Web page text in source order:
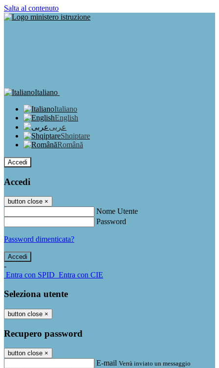
Salta al contenuto
Italiano
Italiano
English
عربى
Shqiptare
Română
Accedi
Accedi
button close ×
Nome Utente
Password
Password dimenticata?
-
Entra con SPID Entra con CIE
Seleziona utente
button close ×
Recupero password
button close ×
E-mail Verrà inviato un messaggio